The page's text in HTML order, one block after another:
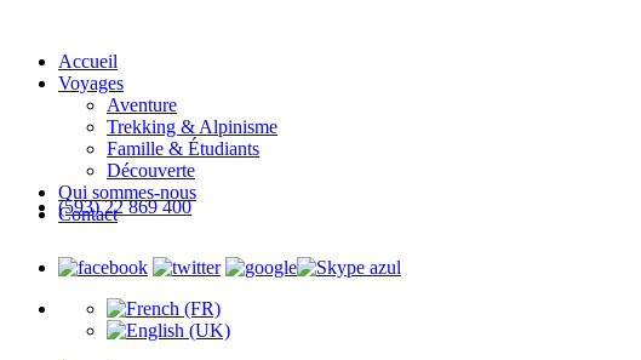
Accueil
Voyages
Aventure
Trekking & Alpinisme
Famille & Étudiants
Découverte
Qui sommes-nous
Contact
(593) 22 869 400